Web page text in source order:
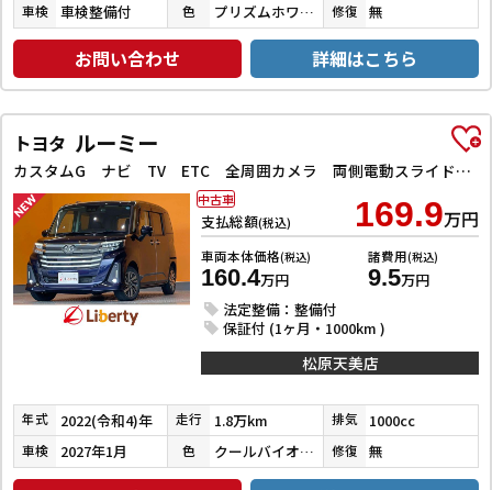
車検 車検整備付 色 プリズムホワイト 修復 無
お問い合わせ 詳細はこちら
トヨタ ルーミー
カスタムG ナビ TV ETC 全周囲カメラ 両側電動スライドドア クリアランスソナー オートクルーズコントロール 衝突被害軽減システム アルミホイール オートライト LEDヘッドランプ
支払総額(税込) 169.9万円
車両本体価格(税込)
160.4万円
諸費用(税込)
9.5万円
法定整備：整備付
保証付 (1ヶ月・1000km )
中古車
松原天美店
年式 2022(令和4)年 走行 1.8万km 排気 1000cc
車検 2027年1月 色 クールバイオレットクリスタルシャイン 修復 無